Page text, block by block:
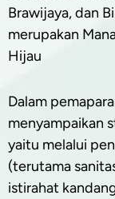
Brawijaya, dan
merupakan
Hijau
Dalam
menyampaikan
yaitu melalui
(terutama
istirahat